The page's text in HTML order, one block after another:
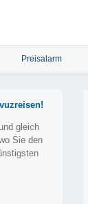
Preisalarm
gleich
Sie den